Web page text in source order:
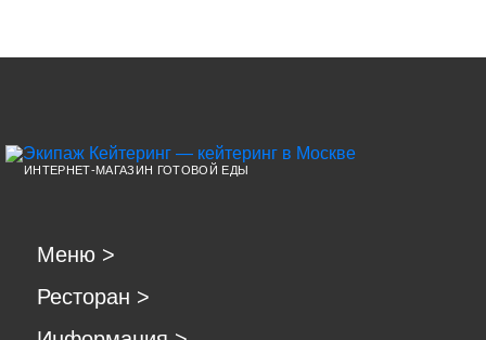
ИНТЕРНЕТ-МАГАЗИН ГОТОВОЙ ЕДЫ
Меню >
Ресторан >